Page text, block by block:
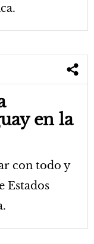
en la
con todo y
Estados